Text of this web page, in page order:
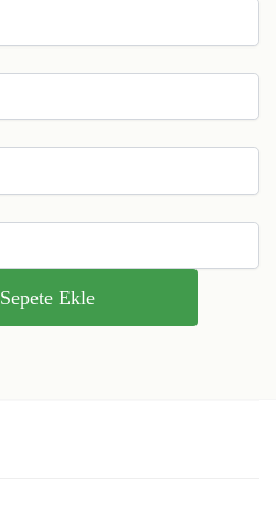
Sepete Ekle